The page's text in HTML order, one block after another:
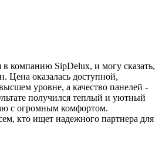
в компанию SipDelux, и могу сказать,
Цена оказалась доступной,
уровне, а качество панелей -
получился теплый и уютный
с огромным комфортом.
кто ищет надежного партнера для